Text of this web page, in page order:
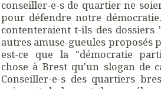
conseiller-e-s de quartier ne
pour défendre notre
contenteraient t-ils des
autres amuse-gueules proposés
est-ce que la "démocratie
chose à Brest qu'un slogan de
Conseiller-e-s des quartiers